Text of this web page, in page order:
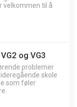
velkommen til å
og VG3
problemer
skole
som føler